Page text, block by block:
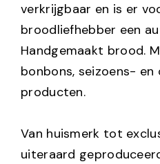
verkrijgbaar en is er
broodliefhebber een
Handgemaakt brood.
bonbons, seizoens-
producten.
Van huismerk tot
uiteraard